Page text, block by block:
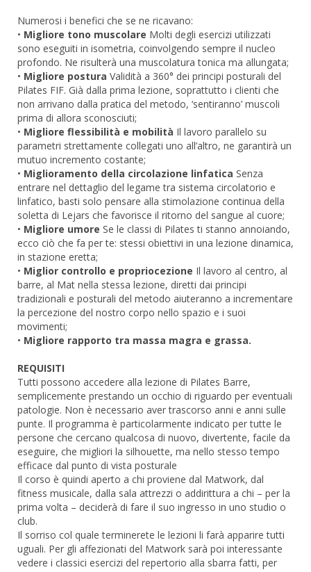
Numerosi i benefici che se ne ricavano:
• Migliore tono muscolare Molti degli esercizi utilizzati
sono eseguiti in isometria, coinvolgendo sempre il nucleo
profondo. Ne risulterà una muscolatura tonica ma allungata;
• Migliore postura Validità a 360° dei principi posturali del
Pilates FIF. Già dalla prima lezione, soprattutto i clienti che
non arrivano dalla pratica del metodo, ‘sentiranno’ muscoli
prima di allora sconosciuti;
• Migliore flessibilità e mobilità Il lavoro parallelo su
parametri strettamente collegati uno all’altro, ne garantirà un
mutuo incremento costante;
• Miglioramento della circolazione linfatica Senza
entrare nel dettaglio del legame tra sistema circolatorio e
linfatico, basti solo pensare alla stimolazione continua della
soletta di Lejars che favorisce il ritorno del sangue al cuore;
• Migliore umore Se le classi di Pilates ti stanno annoiando,
ecco ciò che fa per te: stessi obiettivi in una lezione dinamica,
in stazione eretta;
• Miglior controllo e propriocezione Il lavoro al centro, al
barre, al Mat nella stessa lezione, diretti dai principi
tradizionali e posturali del metodo aiuteranno a incrementare
la percezione del nostro corpo nello spazio e i suoi
movimenti;
• Migliore rapporto tra massa magra e grassa.
REQUISITI
Tutti possono accedere alla lezione di Pilates Barre,
semplicemente prestando un occhio di riguardo per eventuali
patologie. Non è necessario aver trascorso anni e anni sulle
punte. Il programma è particolarmente indicato per tutte le
persone che cercano qualcosa di nuovo, divertente, facile da
eseguire, che migliori la silhouette, ma nello stesso tempo
efficace dal punto di vista posturale
Il corso è quindi aperto a chi proviene dal Matwork, dal
fitness musicale, dalla sala attrezzi o addirittura a chi – per la
prima volta – deciderà di fare il suo ingresso in uno studio o
club.
Il sorriso col quale terminerete le lezioni li farà apparire tutti
uguali. Per gli affezionati del Matwork sarà poi interessante
vedere i classici esercizi del repertorio alla sbarra fatti, per